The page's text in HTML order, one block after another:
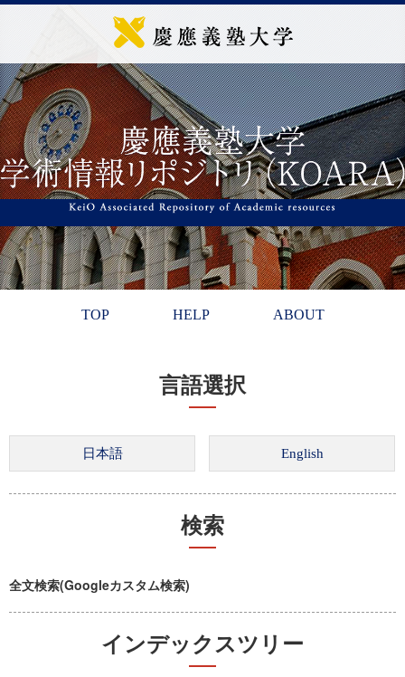
TOP HELP ABOUT
言語選択
検索
全文検索(Googleカスタム検索)
インデックスツリー